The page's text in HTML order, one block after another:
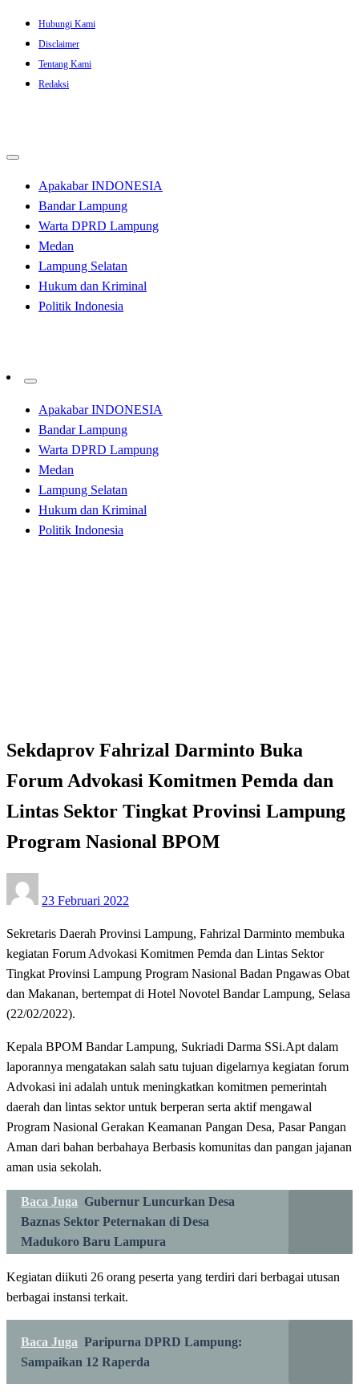
Skip
content
Hubungi Kami
Disclaimer
Tentang Kami
Redaksi
Apakabar INDONESIA
Bandar Lampung
Warta DPRD Lampung
Medan
Lampung Selatan
Hukum dan Kriminal
Politik Indonesia
Apakabar INDONESIA
Bandar Lampung
Warta DPRD Lampung
Medan
Lampung Selatan
Hukum dan Kriminal
Politik Indonesia
Sekdaprov Fahrizal Darminto Buka
Forum Advokasi Komitmen Pemda dan
Lintas Sektor Tingkat Provinsi Lampung
Program Nasional BPOM
on
23 Februari 2022
Sekretaris Daerah Provinsi Lampung, Fahrizal Darminto membuka
kegiatan Forum Advokasi Komitmen Pemda dan Lintas Sektor
Tingkat Provinsi Lampung Program Nasional Badan Pngawas Obat
dan Makanan, bertempat di Hotel Novotel Bandar Lampung, Selasa
(22/02/2022).
Kepala BPOM Bandar Lampung, Sukriadi Darma SSi.Apt dalam
laporannya mengatakan salah satu tujuan digelarnya kegiatan forum
Advokasi ini adalah untuk meningkatkan komitmen pemerintah
daerah dan lintas sektor untuk berperan serta aktif mengawal
Program Nasional Gerakan Keamanan Pangan Desa, Pasar Pangan
Aman dari bahan berbahaya Berbasis komunitas dan pangan jajanan
aman usia sekolah.
Baca Juga Gubernur Luncurkan Desa
Baznas Sektor Peternakan di Desa
Madukoro Baru Lampura
Kegiatan diikuti 26 orang peserta yang terdiri dari berbagai utusan
berbagai instansi terkait.
Baca Juga Paripurna DPRD Lampung:
Sampaikan 12 Raperda